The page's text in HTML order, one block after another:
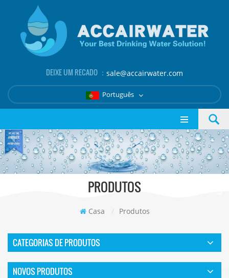
DEIXE UM RECADO ： sale@accairwater.com
Português
PRODUTOS
Casa / Produtos
CATEGORIAS DE PRODUTOS
NOVOS PRODUTOS